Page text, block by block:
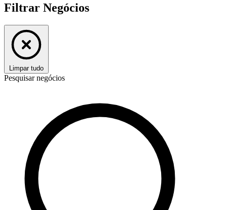
Filtrar Negócios
Limpar tudo
Pesquisar negócios